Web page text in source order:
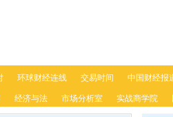
环球财经连线 交易时间 中国财经报
经济与法 市场分析室 实战商学院